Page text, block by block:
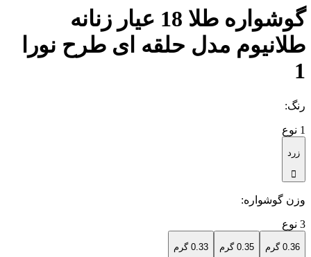
گوشواره طلا 18 عیار زنانه
طلانیوم مدل حلقه ای طرح نورا
1
رنگ:
1 نوع
زرد
وزن گوشواره:
3 نوع
0.36 گرم 0.35 گرم 0.33 گرم